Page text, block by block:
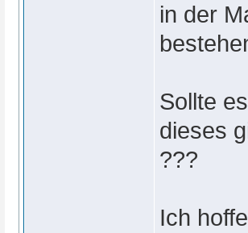
in der
Sollte
dieses
???
Ich